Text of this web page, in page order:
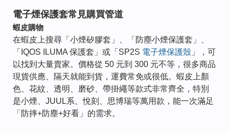
電子煙保護套常見購買管道
蝦皮購物
在蝦皮上搜尋「小煙矽膠套」、「防塵小煙保護套」、
「IQOS ILUMA 保護套」或「SP2S 電子煙保護殼 」，可
以找到大量賣家。價格從 50 元到 300 元不等，很多商品
現貨供應、隔天就能到貨，運費常免或很低。蝦皮上顏
色、花紋、透明、磨砂、帶掛繩等款式非常齊全，特別
是小煙、JUUL系、悅刻、思博瑞等萬用款，能一次滿足
「防摔+防塵+好看」的需求。